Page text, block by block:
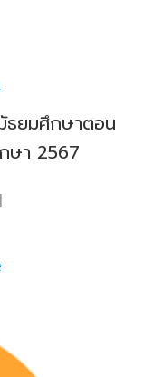
ธยมศึกษาตอน
ษา 2567